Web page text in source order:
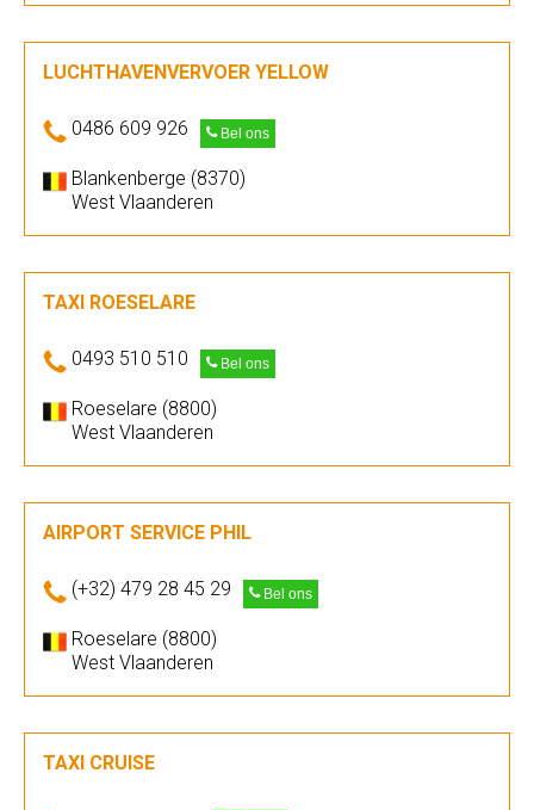
LUCHTHAVENVERVOER YELLOW
0486 609 926 Bel ons
Blankenberge (8370)
West Vlaanderen
TAXI ROESELARE
0493 510 510 Bel ons
Roeselare (8800)
West Vlaanderen
AIRPORT SERVICE PHIL
(+32) 479 28 45 29 Bel ons
Roeselare (8800)
West Vlaanderen
TAXI CRUISE